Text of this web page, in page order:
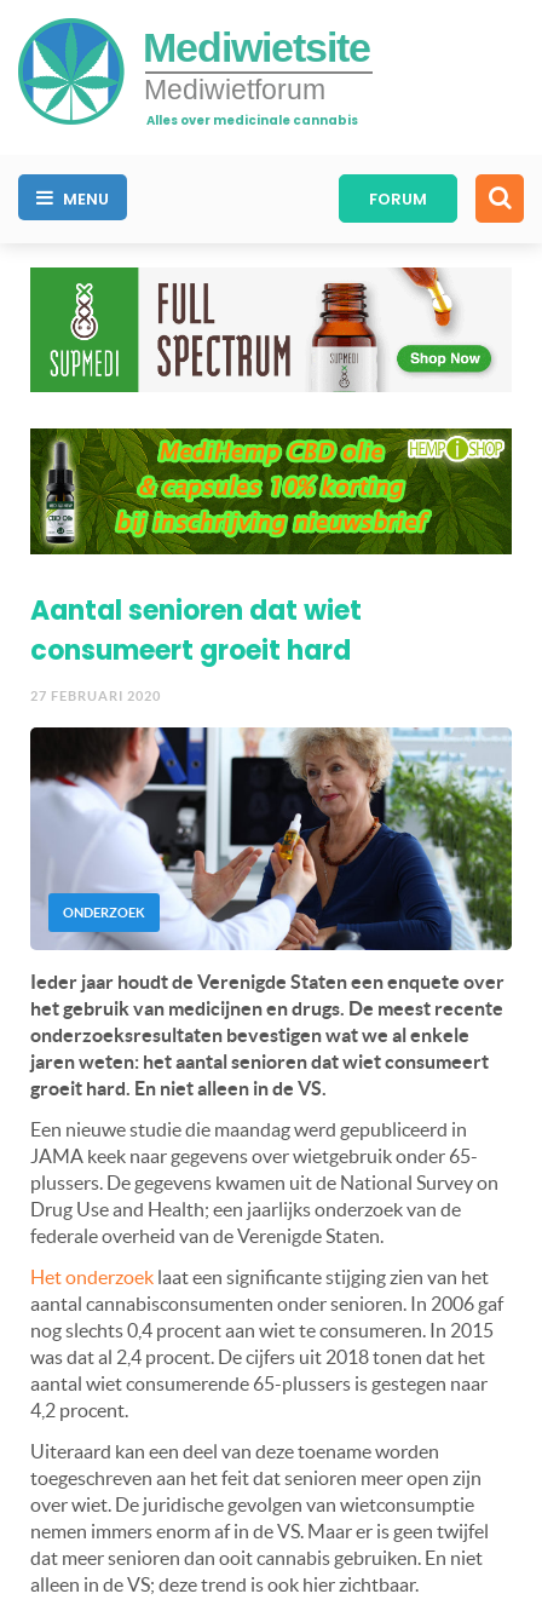
Mediwietsite
Mediwietforum
Alles over medicinale cannabis
MENU FORUM
Aantal senioren dat wiet
consumeert groeit hard
27 FEBRUARI 2020
ONDERZOEK
Ieder jaar houdt de Verenigde Staten een enquete over
het gebruik van medicijnen en drugs. De meest recente
onderzoeksresultaten bevestigen wat we al enkele
jaren weten: het aantal senioren dat wiet consumeert
groeit hard. En niet alleen in de VS.
Een nieuwe studie die maandag werd gepubliceerd in
JAMA keek naar gegevens over wietgebruik onder 65-
plussers. De gegevens kwamen uit de National Survey on
Drug Use and Health; een jaarlijks onderzoek van de
federale overheid van de Verenigde Staten.
Het onderzoek laat een significante stijging zien van het
aantal cannabisconsumenten onder senioren. In 2006 gaf
nog slechts 0,4 procent aan wiet te consumeren. In 2015
was dat al 2,4 procent. De cijfers uit 2018 tonen dat het
aantal wiet consumerende 65-plussers is gestegen naar
4,2 procent.
Uiteraard kan een deel van deze toename worden
toegeschreven aan het feit dat senioren meer open zijn
over wiet. De juridische gevolgen van wietconsumptie
nemen immers enorm af in de VS. Maar er is geen twijfel
dat meer senioren dan ooit cannabis gebruiken. En niet
alleen in de VS; deze trend is ook hier zichtbaar.